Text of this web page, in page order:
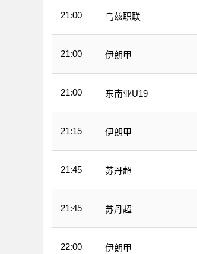
21:00 乌兹职联
21:00 伊朗甲
21:00 东南亚U19
21:15 伊朗甲
21:45 苏丹超
21:45 苏丹超
22:00 伊朗甲